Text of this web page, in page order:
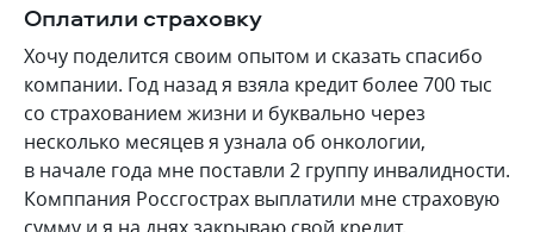
Оплатили страховку
Хочу поделится своим опытом и сказать спасибо
компании. Год назад я взяла кредит более 700 тыс
со страхованием жизни и буквально через
несколько месяцев я узнала об онкологии,
в начале года мне поставли 2 группу инвалидности.
Комппания Россгострах выплатили мне страховую